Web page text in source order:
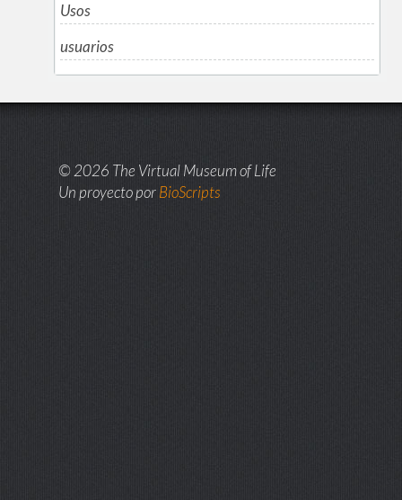
Usos
usuarios
© 2026 The Virtual Museum of Life
Un proyecto porBioScripts